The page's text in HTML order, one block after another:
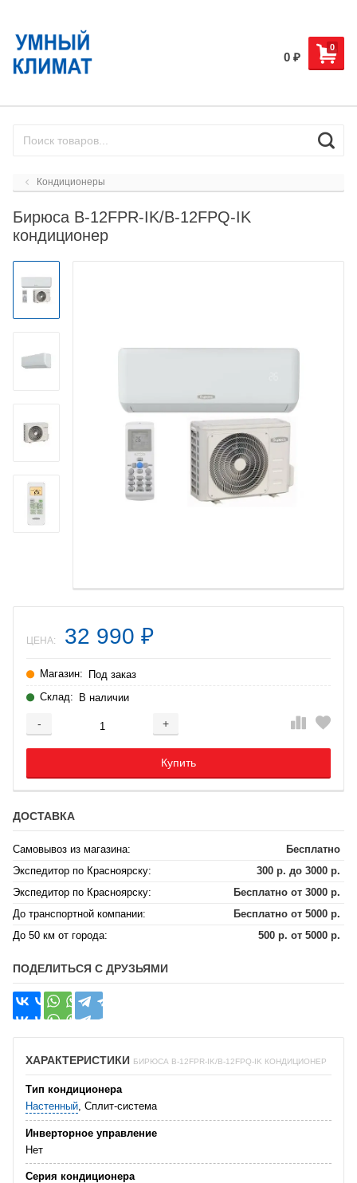
0
0 ₽
Кондиционеры
Бирюса B-12FPR-IK/B-12FPQ-IK
кондиционер
ЦЕНА: 32 990 ₽
Магазин: Под заказ
Склад: В наличии
- +
Добавляется...
Купить
Добавлен
ДОСТАВКА
Самовывоз из магазина:
Бесплатно
Экспедитор по Красноярску:
300 р. до 3000 р.
Экспедитор по Красноярску:
Бесплатно от 3000 р.
До транспортной компании:
Бесплатно от 5000 р.
До 50 км от города:
500 р. от 5000 р.
ПОДЕЛИТЬСЯ С ДРУЗЬЯМИ
ХАРАКТЕРИСТИКИ БИРЮСА B-12FPR-IK/B-12FPQ-IK КОНДИЦИОНЕР
Тип кондиционера
Настенный , Сплит-система
Инверторное управление
Нет
Серия кондиционера